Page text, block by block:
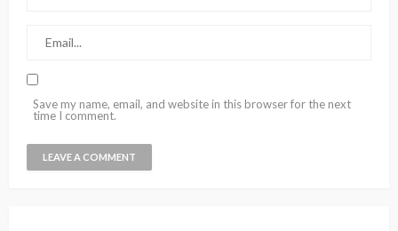
Save my name, email, and website in this browser for the next
time I comment.